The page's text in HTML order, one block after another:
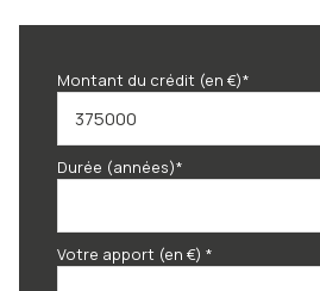
Montant du crédit (en €)*
Durée (années)*
Votre apport (en €) *